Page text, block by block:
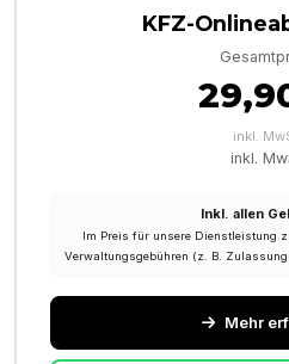
KFZ-
inkl.
inkl.
Inkl. allen
Im Preis für unsere Dienstleistung
Verwaltungsgebühren (z. B.
Mehr